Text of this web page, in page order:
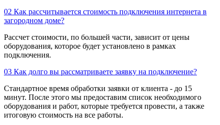
02 Как рассчитывается стоимость подключения интернета в
загородном доме?
Рассчет стоимости, по большей части, зависит от цены
оборудования, которое будет установлено в рамках
подключения.
03 Как долго вы рассматриваете заявку на подключение?
Стандартное время обработки заявки от клиента - до 15
минут. После этого мы предоставим список необходимого
оборудования и работ, которые требуется провести, а также
итоговую стоимость на все работы.